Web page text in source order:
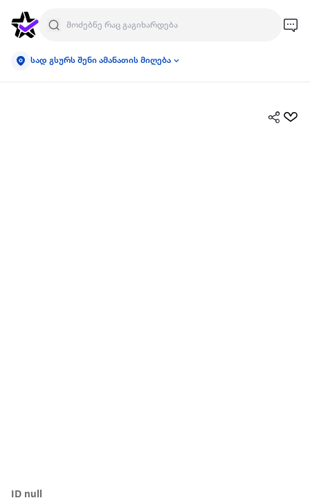
სად გსურს შენი ამანათის მიღება
ID null